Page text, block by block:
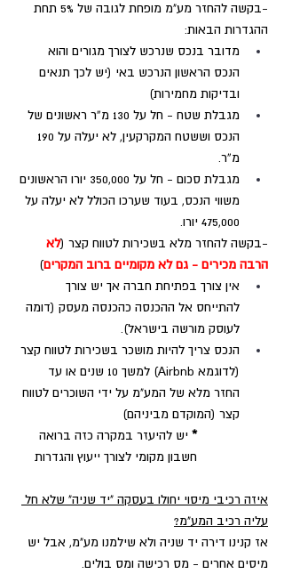
-בקשה להחזר מע"מ מופחת לגובה של 5% תחת
ההגדרות הבאות:
מדובר בנכס שנרכש לצורך מגורים והוא
הנכס הראשון הנרכש באי (יש לכך תנאים
ובדיקות מחמירות)
מגבלת שטח - חל על 130 מ”ר ראשונים של
מ”ר.
מגבלת סכום - חל על 350,000 יורו הראשונים
משווי הנכס, בעוד שערכו הכולל לא יעלה על
475,000 יורו.
-בקשה להחזר מלא בשכירות לטווח קצר (לא
הרבה מכירים - גם לא מקומיים ברוב המקרים)
אין צורך בפתיחת חברה אך יש צורך
להתייחס אל ההכנסה כהכנסה מעסק (דומה
לעוסק מורשה בישראל).
הנכס צריך להיות מושכר בשכירות לטווח קצר
(לדוגמא Airbnb) למשך 10 שנים או עד
החזר מלא של המע"מ על ידי השוכרים לטווח
קצר (המוקדם מביניהם)
* יש להיעזר במקרה כזה ברואה
חשבון מקומי לצורך ייעוץ והגדרות
איזה רכיבי מיסוי יחולו בעסקה "יד שניה" שלא חל
עליה רכיב המע"מ?
אז קנינו דירה יד שניה ולא שילמנו מע"מ, אבל יש
מיסים אחרים - מס רכישה ומס בולים.